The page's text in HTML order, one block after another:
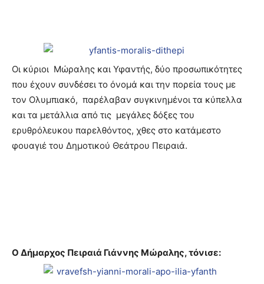
Οι κύριοι Μώραλης και Υφαντής, δύο προσωπικότητες
που έχουν συνδέσει το όνομά και την πορεία τους με
τον Ολυμπιακό, παρέλαβαν συγκινημένοι τα κύπελλα
και τα μετάλλια από τις μεγάλες δόξες του
ερυθρόλευκου παρελθόντος, χθες στο κατάμεστο
φουαγιέ του Δημοτικού Θεάτρου Πειραιά.
Ο Δήμαρχος Πειραιά Γιάννης Μώραλης, τόνισε: